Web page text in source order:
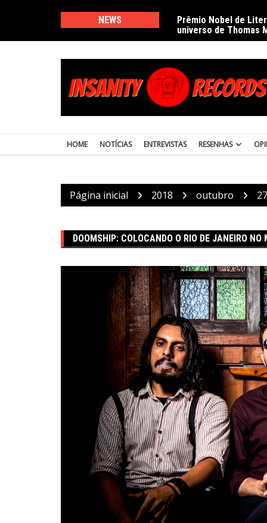
conteúdo
NEWS
Prêmio Nobel de
universo de Thomas
HOME NOTÍCIAS ENTREVISTAS RESENHAS
Página inicial 2018 outubro 27
DOOMSHIP: COLOCANDO O RIO DE JANEIRO